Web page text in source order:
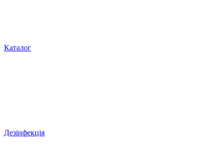
Каталог
Дезінфекція